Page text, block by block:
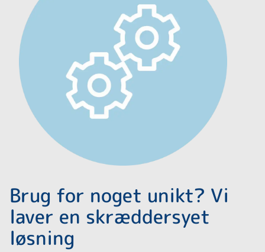
Brug for noget unikt? Vi
laver en skræddersyet
løsning